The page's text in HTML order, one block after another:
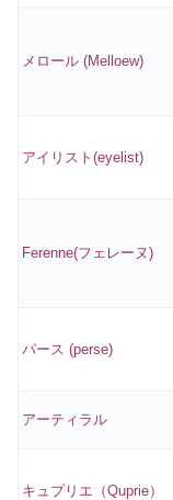
メロール (Melloew)
アイリスト(eyelist)
Ferenne(フェレーヌ)
パース (perse)
アーティラル
キュプリエ（Quprie）